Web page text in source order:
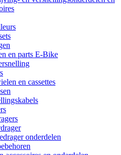
en parts E-Bike
en cassettes
onderdelen